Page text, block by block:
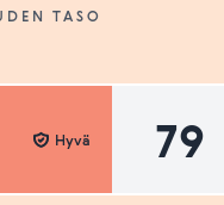
TASO
79
Hyvä